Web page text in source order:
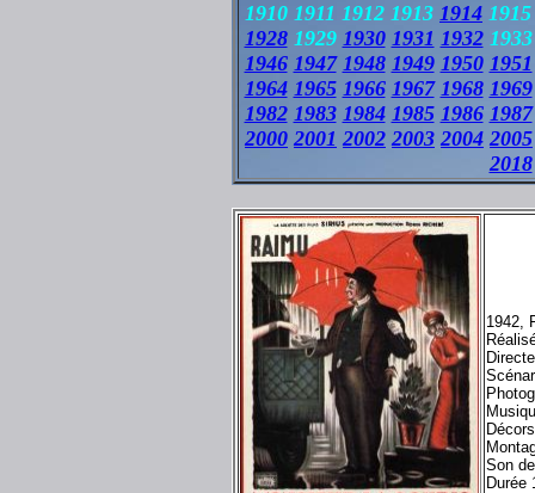
1910 1911 1912 1913 1914
19281929 1930 1931 1932
1946 1947 1948 1949 1950 1951
1964 1965 1966 1967 1968 1969
1982 1983 1984 1985 1986 1987
2000 2001 2002 2003 2004 2005
2018
1942,
Son
Durée